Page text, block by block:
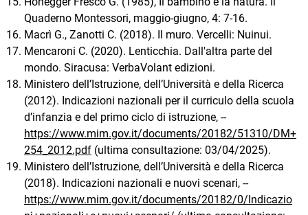
Quaderno Montessori, maggio-giugno, 4: 7-16.
Macrì G., Zanotti C. (2018). Il muro. Vercelli: Nuinui.
Mencaroni C. (2020). Lenticchia. Dall'altra parte del
mondo. Siracusa: VerbaVolant edizioni.
Ministero dell’Istruzione, dell’Università e della Ricerca
(2012). Indicazioni nazionali per il curriculo della scuola
d’infanzia e del primo ciclo di istruzione, --
https://www.mim.gov.it/documents/20182/51310/DM+
254_2012.pdf (ultima consultazione: 03/04/2025).
Ministero dell’Istruzione, dell’Università e della Ricerca
(2018). Indicazioni nazionali e nuovi scenari, --
https://www.mim.gov.it/documents/20182/0/Indicazio